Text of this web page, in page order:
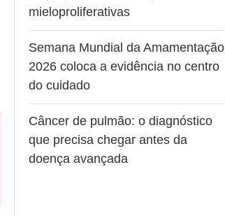
mieloproliferativas
Semana Mundial da Amamentação
2026 coloca a evidência no centro
do cuidado
Câncer de pulmão: o diagnóstico
que precisa chegar antes da
doença avançada